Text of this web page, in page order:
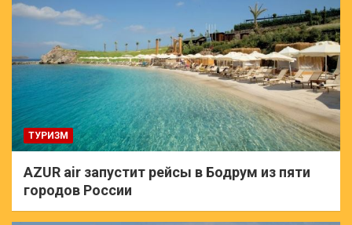
ТУРИЗМ
AZUR air запустит рейсы в Бодрум из пяти
городов России